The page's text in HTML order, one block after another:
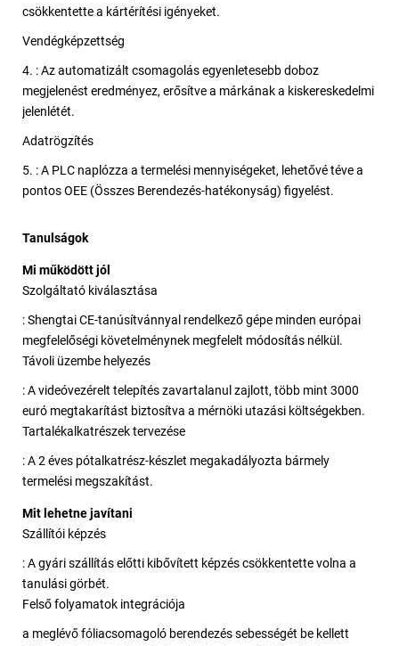
csökkentette a kártérítési igényeket.
Vendégképzettség
4. : Az automatizált csomagolás egyenletesebb doboz
megjelenést eredményez, erősítve a márkának a kiskereskedelmi
jelenlétét.
Adatrögzítés
5. : A PLC naplózza a termelési mennyiségeket, lehetővé téve a
pontos OEE (Összes Berendezés-hatékonyság) figyelést.
Tanulságok
Mi működött jól
Szolgáltató kiválasztása
: Shengtai CE-tanúsítvánnyal rendelkező gépe minden európai
megfelelőségi követelménynek megfelelt módosítás nélkül.
Távoli üzembe helyezés
: A videóvezérelt telepítés zavartalanul zajlott, több mint 3000
euró megtakarítást biztosítva a mérnöki utazási költségekben.
Tartalékalkatrészek tervezése
: A 2 éves pótalkatrész-készlet megakadályozta bármely
termelési megszakítást.
Mit lehetne javítani
Szállítói képzés
: A gyári szállítás előtti kibővített képzés csökkentette volna a
tanulási görbét.
Felső folyamatok integrációja
a meglévő fóliacsomagoló berendezés sebességét be kellett